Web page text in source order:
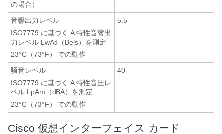
の場合）
音響出力レベル
ISO7779 に基づく A 特性音響出
力レベル LwAd（Bels）を測定
23°C（73°F） での動作
5.5
騒音レベル
ISO7779 に基づく A 特性音圧レ
ベル LpAm（dBA）を測定
23°C（73°F） での動作
40
Cisco 仮想インターフェイス カード